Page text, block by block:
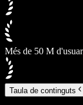
Més de 50 M
Taula de continguts